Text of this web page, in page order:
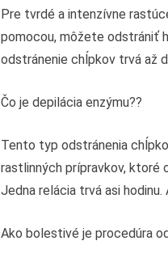
Pre tvrdé a intenzívne
pomocou, môžete odstrániť
odstránenie chĺpkov trvá až
Čo je depilácia enzýmu??
Tento typ odstránenia
rastlinných prípravkov, ktoré
Jedna relácia trvá asi
Ako bolestivé je procedúra